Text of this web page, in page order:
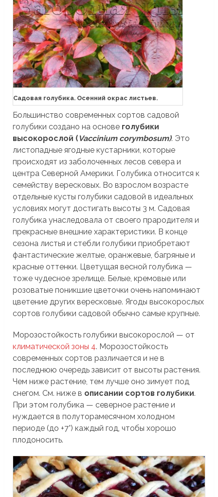
Садовая голубика. Осенний окрас листьев.
Большинство современных сортов садовой
голубики создано на основе голубики
высокорослой ( Vaccinium corymbosum). Это
листопадные ягодные кустарники, которые
происходят из заболоченных лесов севера и
центра Северной Америки. Голубика относится к
семейству вересковых. Во взрослом возрасте
отдельные кусты голубики садовой в идеальных
условиях могут достигать высоты 3 м. Садовая
голубика унаследовала от своего прародителя и
прекрасные внешние характеристики. В конце
сезона листья и стебли голубики приобретают
фантастические желтые, оранжевые, багряные и
красные оттенки. Цветущая весной голубика —
тоже чудесное зрелище. Белые, кремовые или
розоватые поникшие цветочки очень напоминают
цветение других вересковые. Ягоды высокорослых
сортов голубики садовой обычно самые крупные.
Морозостойкость голубики высокорослой — от
климатической зоны 4. Морозостойкость
современных сортов различается и не в
последнюю очередь зависит от высоты растения.
Чем ниже растение, тем лучше оно зимует под
снегом. См. ниже в описании сортов голубики.
При этом голубика — северное растение и
нуждается в полуторамесячном холодном
периоде (до +7°) каждый год, чтобы хорошо
плодоносить.